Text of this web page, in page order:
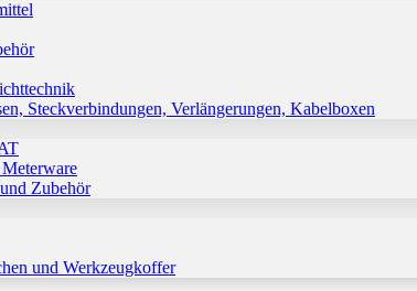
Steckverbindungen, Verlängerungen, Kabelboxen
Zubehör
und Werkzeugkoffer